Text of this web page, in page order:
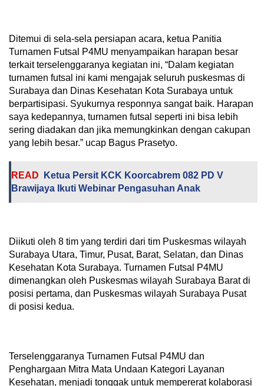
Ditemui di sela-sela persiapan acara, ketua Panitia
Turnamen Futsal P4MU menyampaikan harapan besar
terkait terselenggaranya kegiatan ini, “Dalam kegiatan
turnamen futsal ini kami mengajak seluruh puskesmas di
Surabaya dan Dinas Kesehatan Kota Surabaya untuk
berpartisipasi. Syukurnya responnya sangat baik. Harapan
saya kedepannya, turnamen futsal seperti ini bisa lebih
sering diadakan dan jika memungkinkan dengan cakupan
yang lebih besar.” ucap Bagus Prasetyo.
READ
Ketua Persit KCK Koorcabrem 082 PD V
Brawijaya Ikuti Webinar Pengasuhan Anak
Diikuti oleh 8 tim yang terdiri dari tim Puskesmas wilayah
Surabaya Utara, Timur, Pusat, Barat, Selatan, dan Dinas
Kesehatan Kota Surabaya. Turnamen Futsal P4MU
dimenangkan oleh Puskesmas wilayah Surabaya Barat di
posisi pertama, dan Puskesmas wilayah Surabaya Pusat
di posisi kedua.
Terselenggaranya Turnamen Futsal P4MU dan
Penghargaan Mitra Mata Undaan Kategori Layanan
Kesehatan, menjadi tonggak untuk mempererat kolaborasi